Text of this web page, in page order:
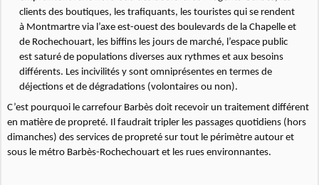
clients des boutiques, les trafiquants, les touristes qui se rendent
à Montmartre via l’axe est-ouest des boulevards de la Chapelle et
de Rochechouart, les biffins les jours de marché, l’espace public
est saturé de populations diverses aux rythmes et aux besoins
différents. Les incivilités y sont omniprésentes en termes de
déjections et de dégradations (volontaires ou non).
C’est pourquoi le carrefour Barbès doit recevoir un traitement différent
en matière de propreté. Il faudrait tripler les passages quotidiens (hors
dimanches) des services de propreté sur tout le périmètre autour et
sous le métro Barbès-Rochechouart et les rues environnantes.